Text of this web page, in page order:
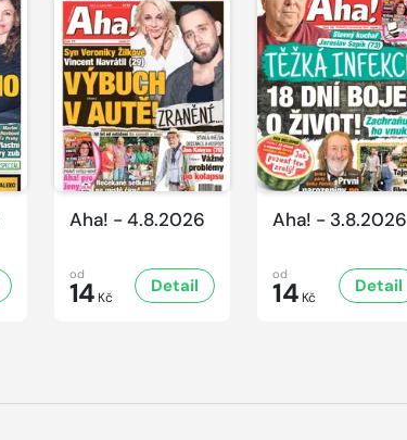
Aha! - 4.8.2026
od
14 Kč
Detail
Aha! - 3.8.2026
od
14 Kč
Detail